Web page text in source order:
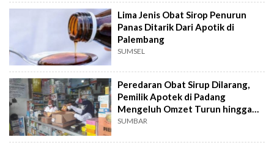
Lima Jenis Obat Sirop Penurun
Panas Ditarik Dari Apotik di
Palembang
SUMSEL
Peredaran Obat Sirup Dilarang,
Pemilik Apotek di Padang
Mengeluh Omzet Turun hingga
50 Persen
SUMBAR